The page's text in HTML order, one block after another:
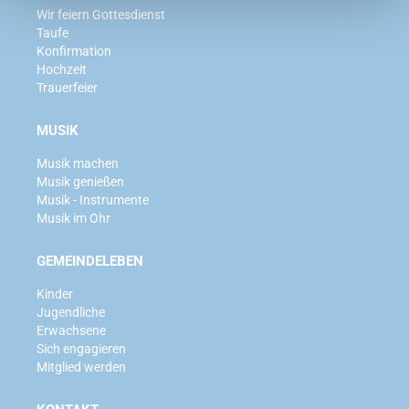
Wir feiern Gottesdienst
Taufe
Konfirmation
Hochzeit
Trauerfeier
MUSIK
Musik machen
Musik genießen
Musik - Instrumente
Musik im Ohr
GEMEINDELEBEN
Kinder
Jugendliche
Erwachsene
Sich engagieren
Mitglied werden